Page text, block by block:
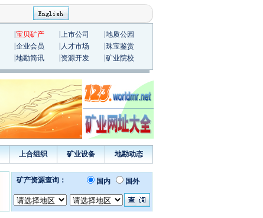
宝贝矿产 上市公司
地质公园
企业会员 人才市场
珠宝鉴赏
地勘简讯 资源开发 矿业院校
上合组织 矿业设备 地勘动态